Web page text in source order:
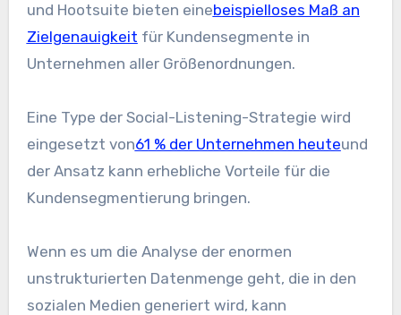
und Hootsuite bieten einebeispielloses Maß an
Zielgenauigkeit für Kundensegmente in
Unternehmen aller Größenordnungen.
Eine Type der Social-Listening-Strategie wird
eingesetzt von61 % der Unternehmen heuteund
der Ansatz kann erhebliche Vorteile für die
Kundensegmentierung bringen.
Wenn es um die Analyse der enormen
unstrukturierten Datenmenge geht, die in den
sozialen Medien generiert wird, kann